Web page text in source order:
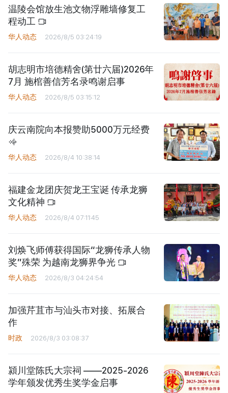
温陵会馆放生池文物浮雕墙修复工
程动工
华人动态 2026/8/5 03:24:19
胡志明市培德精舍(第廿六届)2026年
7月 施棺善信芳名录鸣谢启事
华人动态 2026/8/5 03:15:12
庆云南院向本报赞助5000万元经费
华人动态 2026/8/4 10:38:14
福建金龙团庆贺龙王宝诞 传承龙狮
文化精神
华人动态 2026/8/4 07:11:45
刘焕飞师傅获得国际“龙狮传承人物
奖”殊荣 为越南龙狮界争光
华人动态 2026/8/3 04:24:54
加强芹苴市与汕头市对接、拓展合
作
时政 2026/8/3 03:08:37
潁川堂陈氏大宗祠 ——2025-2026
学年颁发优秀生奖学金启事